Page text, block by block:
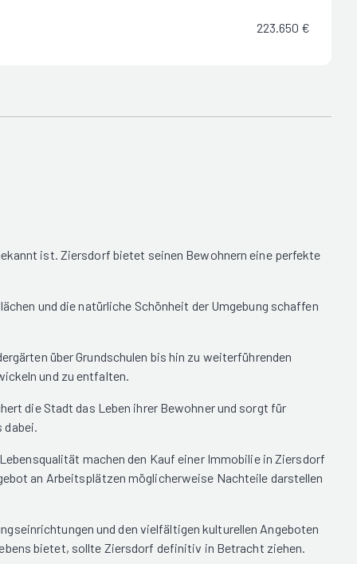
223.650 €
ist. Ziersdorf bietet seinen Bewohnern eine perfekte
und die natürliche Schönheit der Umgebung schaffen
über Grundschulen bis hin zu weiterführenden
und zu entfalten.
die Stadt das Leben ihrer Bewohner und sorgt für
dabei.
machen den Kauf einer Immobilie in Ziersdorf
an Arbeitsplätzen möglicherweise Nachteile darstellen
und den vielfältigen kulturellen Angeboten
bietet, sollte Ziersdorf definitiv in Betracht ziehen.